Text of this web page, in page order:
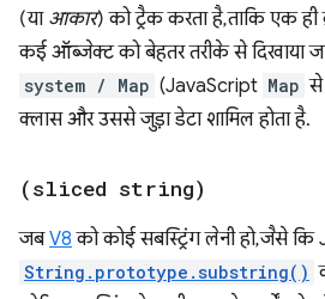
(या आकार) को ट्रैक करता है, ताकि एक ही
कई ऑब्जेक्ट को बेहतर तरीके से दिखाया
system / Map (JavaScript Map से
क्लास और उससे जुड़ा डेटा शामिल होता है.
(sliced string)
जबV8 को कोई सबस्ट्रिंग लेनी हो, जैसे
String.prototype.substring()